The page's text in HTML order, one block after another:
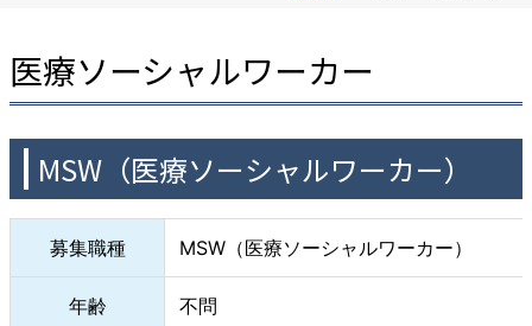
医療ソーシャルワーカー
MSW（医療ソーシャルワーカー）
募集職種 MSW（医療ソーシャルワーカー）
年齢 不問